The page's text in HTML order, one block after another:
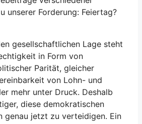
unserer Forderung: Feiertag?
gesellschaftlichen Lage steht
in Form von
Parität, gleicher
von Lohn- und
mehr unter Druck. Deshalb
diese demokratischen
genau jetzt zu verteidigen. Ein